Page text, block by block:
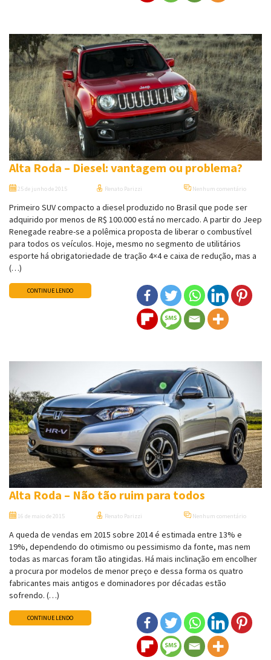
Alta Roda – Diesel: vantagem ou problema?
25 de junho de 2015 Renato Parizzi Nenhum comentário
Primeiro SUV compacto a diesel produzido no Brasil que pode ser
adquirido por menos de R$ 100.000 está no mercado. A partir do Jeep
Renegade reabre-se a polêmica proposta de liberar o combustível
para todos os veículos. Hoje, mesmo no segmento de utilitários
esporte há obrigatoriedade de tração 4×4 e caixa de redução, mas a
(…)
CONTINUE LENDO
Alta Roda – Não tão ruim para todos
16 de maio de 2015 Renato Parizzi Nenhum comentário
A queda de vendas em 2015 sobre 2014 é estimada entre 13% e
19%, dependendo do otimismo ou pessimismo da fonte, mas nem
todas as marcas foram tão atingidas. Há mais inclinação em encolher
a procura por modelos de menor preço e dessa forma os quatro
fabricantes mais antigos e dominadores por décadas estão
sofrendo. (…)
CONTINUE LENDO